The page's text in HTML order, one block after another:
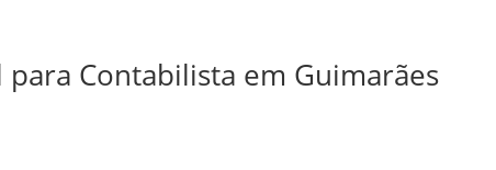
Contabilista em Guimarães